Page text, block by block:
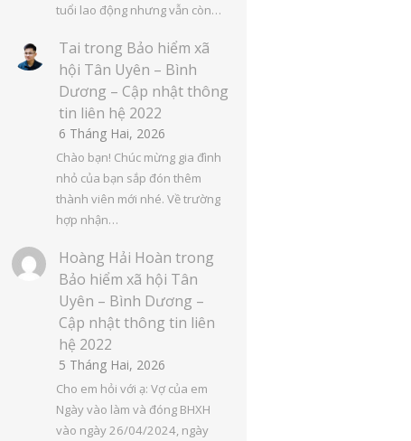
tuổi lao động nhưng vẫn còn…
Tai trong Bảo hiểm xã
hội Tân Uyên – Bình
Dương – Cập nhật thông
tin liên hệ 2022
6 Tháng Hai, 2026
Chào bạn! Chúc mừng gia đình
nhỏ của bạn sắp đón thêm
thành viên mới nhé. Về trường
hợp nhận…
Hoàng Hải Hoàn trong
Bảo hiểm xã hội Tân
Uyên – Bình Dương –
Cập nhật thông tin liên
hệ 2022
5 Tháng Hai, 2026
Cho em hỏi với ạ: Vợ của em
Ngày vào làm và đóng BHXH
vào ngày 26/04/2024, ngày